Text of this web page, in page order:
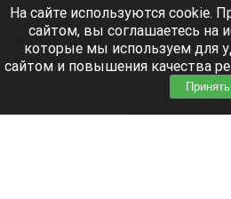
10 августа 2026 в 10:50
В День физкультурника, 8
канале Барнаула
на лодках-драконах. Почти
за «Кубок Начальника
На сайте используются cookie.
сайтом, вы соглашаетесь на
которые мы используем для
сайтом и повышения качества
Принять